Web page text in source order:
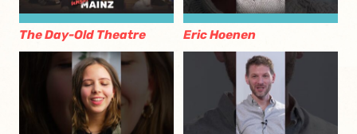
The Day-Old Theatre Eric Hoenen